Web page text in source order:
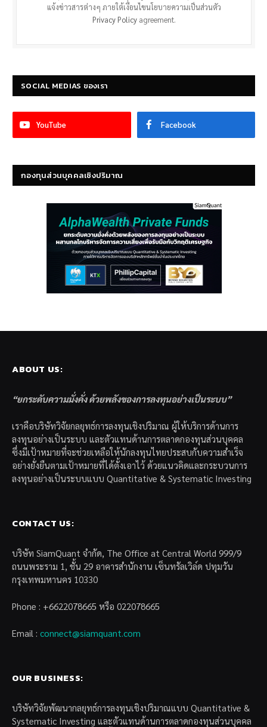
แจ้งข่าวสารต่างๆ ภายใต้เงื่อนไขนโยบายความเป็นส่วนตัว
Privacy Policyagreement.
SOCIAL MEDIAS ของเรา
YouTube Facebook
กองทุนส่วนบุคคลเชิงปริมาณ
ABOUT US:
“ยกระดับความมั่งคั่ง ด้วยพลังของการลงทุนอย่างเป็นระบบ”
เราคือบริษัทวิจัยกลยุทธ์การลงทุนเชิงปริมาณ ผู้ให้บริการด้านการ
ลงทุนอย่างเป็นระบบ และตัวแทนด้านการตลาดกองทุนส่วนบุคคล
ซึ่งมีเป้าหมายที่จะช่วยเหลือให้นักลงทุนไทยประสบกับความสำเร็จ
อย่างยั่งยืนตามเป้าหมายที่ได้ตั้งเอาไว้ ด้วยแนวคิดและกระบวนการ
ลงทุนอย่างเป็นระบบแบบ Quantitative & Systematic Investing
CONTACT US:
บริษัท SiamQuant จำกัด, The Office at Central World 999/9
ถนนพระราม 1, ชั้น 29 อาคารสำนักงาน เซ็นทรัลเวิล์ด ปทุมวัน
กรุงเทพมหานคร 10330
Phone : +6622078665 หรือ 022078665
Email : connect@siamquant.com
OUR BUSINESS:
บริษัทวิจัยพัฒนากลยุทธ์การลงทุนเชิงปริมาณแบบ Quantitative &
Systematic Investing และตัวแทนด้านการตลาดกองทุนส่วนบุคคล